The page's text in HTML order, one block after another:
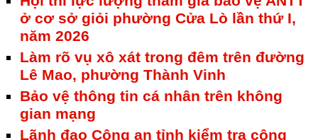
ở cơ sở giỏi phường Cửa Lò lần thứ I,
năm 2026
Làm rõ vụ xô xát trong đêm trên đường
Lê Mao, phường Thành Vinh
Bảo vệ thông tin cá nhân trên không
gian mạng
Lãnh đạo Công an tỉnh kiểm tra công